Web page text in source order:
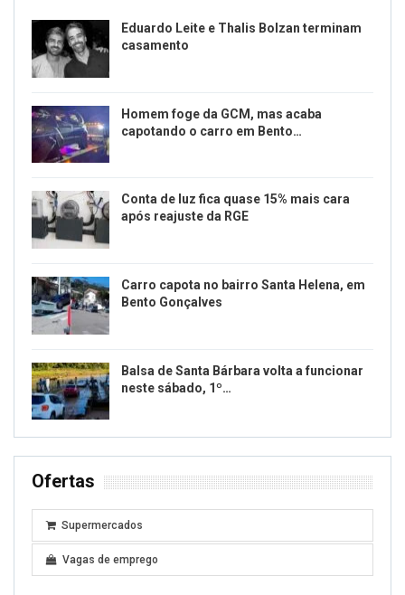
Eduardo Leite e Thalis Bolzan terminam
casamento
Homem foge da GCM, mas acaba
capotando o carro em Bento…
Conta de luz fica quase 15% mais cara
após reajuste da RGE
Carro capota no bairro Santa Helena, em
Bento Gonçalves
Balsa de Santa Bárbara volta a funcionar
neste sábado, 1º…
Ofertas
Supermercados
Vagas de emprego